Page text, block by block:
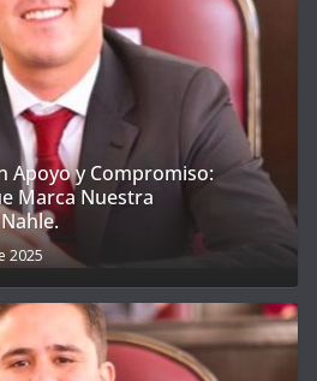
Apoyo y Compromiso:
Marca Nuestra
2025